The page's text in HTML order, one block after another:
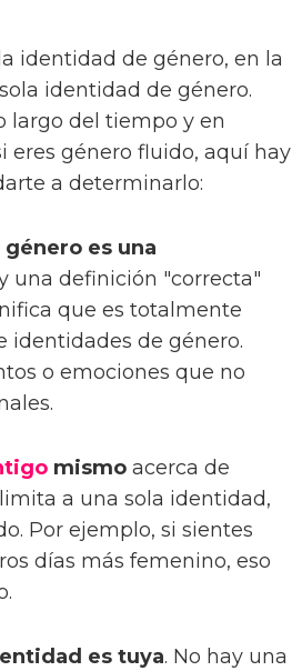
identidad de género, en la
identidad de género.
largo del tiempo y en
eres género fluido, aquí hay
a determinarlo:
género es una
una definición "correcta"
que es totalmente
identidades de género.
o emociones que no
mismo acerca de
a una sola identidad,
Por ejemplo, si sientes
días más femenino, eso
es tuya. No hay una